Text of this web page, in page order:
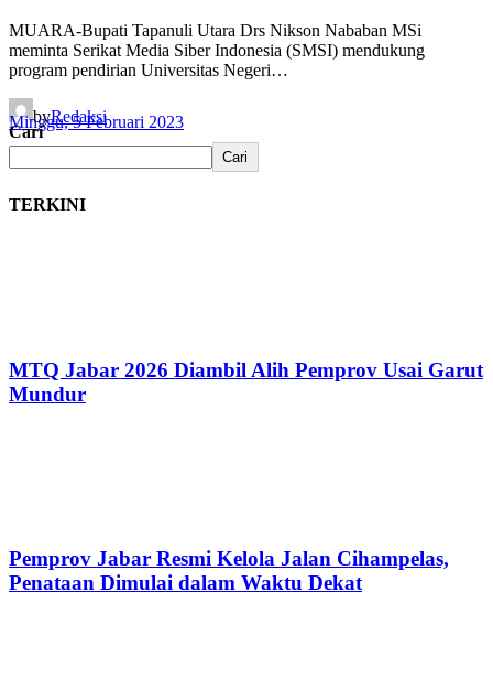
MUARA-Bupati Tapanuli Utara Drs Nikson Nababan MSi
meminta Serikat Media Siber Indonesia (SMSI) mendukung
program pendirian Universitas Negeri…
byRedaksi
Minggu, 5 Februari 2023
Cari
Cari
TERKINI
MTQ Jabar 2026 Diambil Alih Pemprov Usai Garut
Mundur
Pemprov Jabar Resmi Kelola Jalan Cihampelas,
Penataan Dimulai dalam Waktu Dekat